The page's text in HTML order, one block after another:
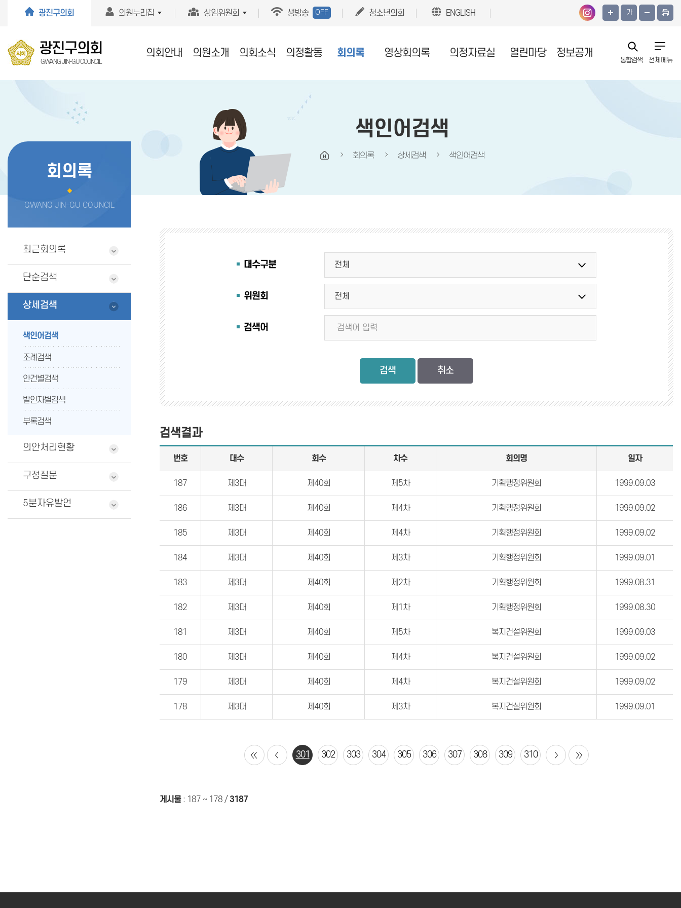
광진구의회
의원누리집 상임위원회 생방송 OFF 청소년의회 ENGLISH 가
광진구의회
GWANG JIN-GU COUNCIL
의회안내 의원소개 의회소식 의정활동 회의록 영상회의록 의정자료실 열린마당 정보공개
전체메뉴
통합검색
회의록
GWANG JIN-GU COUNCIL
최근회의록
단순검색
상세검색
색인어검색
조례검색
안건별검색
발언자별검색
부록검색
의안처리현황
구정질문
5분자유발언
색인어검색
회의록 상세검색 색인어검색
대수구분
위원회
검색어
검색
검색결과
번호 대수 회수 차수 회의명 일자
187 제3대 제40회 제5차 기획행정위원회 1999.09.03
186 제3대 제40회 제4차 기획행정위원회 1999.09.02
185 제3대 제40회 제4차 기획행정위원회 1999.09.02
184 제3대 제40회 제3차 기획행정위원회 1999.09.01
183 제3대 제40회 제2차 기획행정위원회 1999.08.31
182 제3대 제40회 제1차 기획행정위원회 1999.08.30
181 제3대 제40회 제5차 복지건설위원회 1999.09.03
180 제3대 제40회 제4차 복지건설위원회 1999.09.02
179 제3대 제40회 제4차 복지건설위원회 1999.09.02
178 제3대 제40회 제3차 복지건설위원회 1999.09.01
301 302 303 304 305 306 307 308 309 310
게시물: 187 ~ 178 /3187